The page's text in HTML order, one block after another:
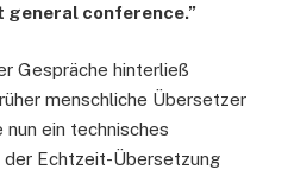
general conference.”
Gespräche hinterließ
menschliche Übersetzer
ein technisches
der Echtzeit-Übersetzung